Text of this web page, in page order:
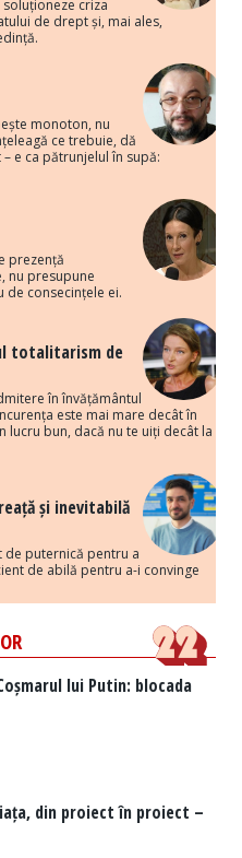
criza
de drept și, mai ales,
monoton, nu
ce trebuie, dă
e ca pătrunjelul în supă:
prezență
nu presupune
de consecințele ei.
totalitarism de
în învățământul
este mai mare decât în
lucru bun, dacă nu te uiți decât la
și inevitabilă
de puternică pentru a
de abilă pentru a-i convinge
lui Putin: blocada
din proiect în proiect –